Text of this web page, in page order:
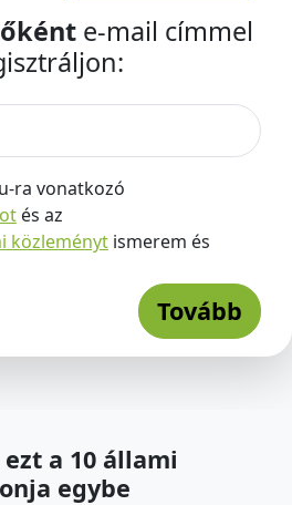
e-mail címmel
ra vonatkozó
és az
közleményt ismerem és
Tovább
a 10 állami
egybe